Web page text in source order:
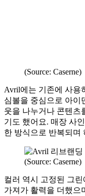
(Source: Caserne)
Avril에는 기존에 사용
심볼을 중심으로 아이
웃을 나누거나 콘텐츠
기도 했어요. 매장 사
한 방식으로 반복되며
(Source: Caserne)
컬러 역시 고정된 그
가져가 활력을 더했으